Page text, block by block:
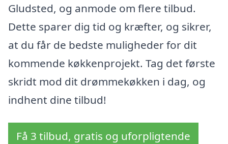
Gludsted, og anmode om flere tilbud.
Dette sparer dig tid og kræfter, og sikrer,
at du får de bedste muligheder for dit
kommende køkkenprojekt. Tag det første
skridt mod dit drømmekøkken i dag, og
indhent dine tilbud!
Få 3 tilbud, gratis og uforpligtende